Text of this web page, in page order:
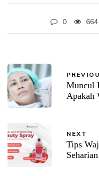
0 664
Muncul
Apakah
NEXT
Tips
Seharian